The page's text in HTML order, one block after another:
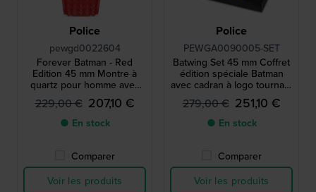
Police
pewgd0022604
Forever Batman - Red
Edition 45 mm Montre à
quartz pour homme avec
rétroéclairage rouge
229,00 € 207,10 €
● En stock
Comparer
Voir les produits
Police
PEWGA0090005-SET
Batwing Set 45 mm Coffret
édition spéciale Batman
avec cadran à logo tournant
et rotateur en forme d’ailes
de chauve-souris
279,00 € 251,10 €
● En stock
Comparer
Voir les produits